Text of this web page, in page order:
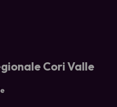
Cori Valle